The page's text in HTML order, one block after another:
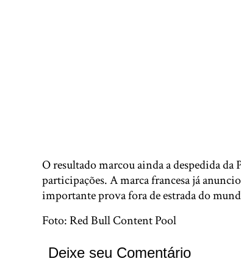
O resultado marcou ainda a despedida
participações. A marca francesa já
importante prova fora de estrada do
Foto: Red Bull Content Pool
Deixe seu Comentário